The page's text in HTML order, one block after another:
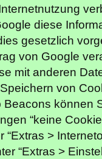
diese
gesetzlich
von Google
mit anderen
von
können
“keine
“Extras >
“Extras >